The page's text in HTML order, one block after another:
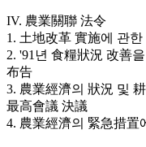
IV. 農業關聯 法令
1. 土地改革 實施에 관
2. '91년 食糧狀況 改善
布告
3. 農業經濟의 狀況 및
最高會議 決議
4. 農業經濟의 緊急措置